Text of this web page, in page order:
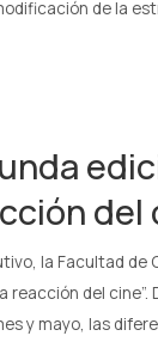
de la
del
la Facultad de
reacción del cine”.
y mayo, las